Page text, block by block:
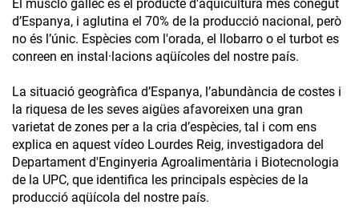
El musclo gallec és el producte d'aqüicultura més conegut
d’Espanya, i aglutina el 70% de la producció nacional, però
no és l’únic. Espècies com l'orada, el llobarro o el turbot es
conreen en instal·lacions aqüícoles del nostre país.
La situació geogràfica d’Espanya, l’abundància de costes i
la riquesa de les seves aigües afavoreixen una gran
varietat de zones per a la cria d’espècies, tal i com ens
explica en aquest vídeo Lourdes Reig, investigadora del
Departament d'Enginyeria Agroalimentària i Biotecnologia
de la UPC, que identifica les principals espècies de la
producció aqüícola del nostre país.